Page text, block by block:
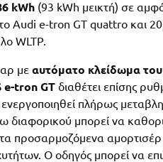
kWh (93 kWh μεικτή) σε
Audi e-tron GT quattro και
WLTP.
με αυτόματο κλείδωμα
e-tron GT διαθέτει επίσης
πλήρως
διαφορικού μπορεί να
προσαρμοζόμενα
Ο οδηγός μπορεί να